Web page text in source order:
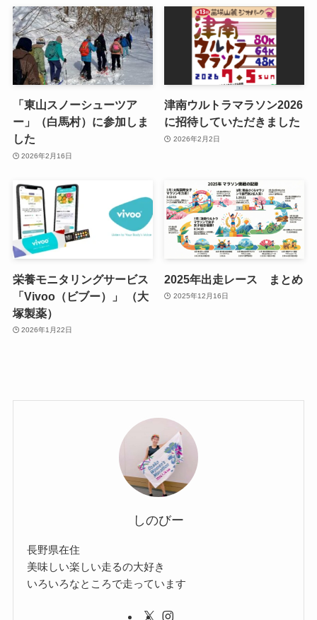
「東山スノーシューツア
ー」（白馬村）に参加しま
した
2026年2月16日
津南ウルトラマラソン2026
に招待していただきました
2026年2月2日
栄養モニタリングサービス
「Vivoo（ビブー）」 （大
塚製薬）
2026年1月22日
2025年出走レース まとめ
2025年12月16日
しのびー
長野県在住
美味しい楽しい走るの大好き
いろいろなところで走っています